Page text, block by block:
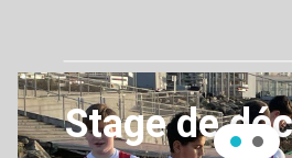
Stage de